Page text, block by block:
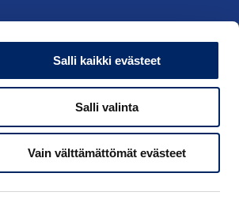
Salli kaikki evästeet
Salli valinta
Vain välttämättömät evästeet